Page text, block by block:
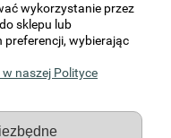
2c, 97-500
KRS 0000059842
wykorzystanie przez
sklepu lub
wybierając
naszej Polityce